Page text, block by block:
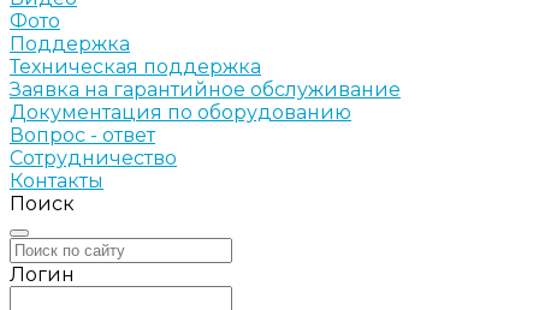
Фото
Поддержка
Техническая поддержка
Заявка на гарантийное обслуживание
Документация по оборудованию
Вопрос - ответ
Сотрудничество
Контакты
Поиск
Логин